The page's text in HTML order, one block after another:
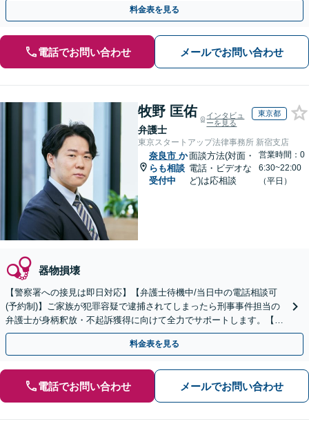
料金表を見る
電話でお問い合わせ メールでお問い合わせ
牧野 匡佑
弁護士
インタビュ
ーを見る
東京都
東京スタートアップ法律事務所 新宿支店
奈良市 か
らも相談
受付中
面談方法(対面・
電話・ビデオな
ど)は応相談
営業時間：0
6:30~22:00
（平日）
器物損壊
【警察署への接見は即日対応】【弁護士待機中/当日中の電話相談可
(予約制)】ご家族が犯罪容疑で逮捕されてしまったら刑事事件担当の
弁護士が身柄釈放・不起訴獲得に向けて全力でサポートします。【毎
月100名以上の相談実績】【全国対応】
料金表を見る
電話でお問い合わせ メールでお問い合わせ